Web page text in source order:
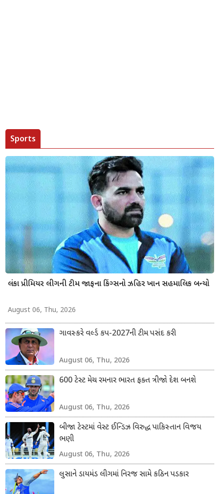
Sports
લંકા પ્રીમિયર લીગની ટીમ જાફના કિંગ્સનો ઝહિર ખાન સહમાલિક બન્યો
August 06, Thu, 2026
ગાવસ્કરે વર્લ્ડ કપ-2027ની ટીમ પસંદ કરી
August 06, Thu, 2026
600 ટેસ્ટ મેચ રમનાર ભારત ફક્ત ત્રીજો દેશ બનશે
August 06, Thu, 2026
બીજા ટેસ્ટમાં વેસ્ટ ઈન્ડિઝ વિરુદ્ધ પાકિસ્તાન વિજય
ભણી
August 06, Thu, 2026
લુસાને ડાયમંડ લીગમાં નિરજ સામે કઠિન પડકાર